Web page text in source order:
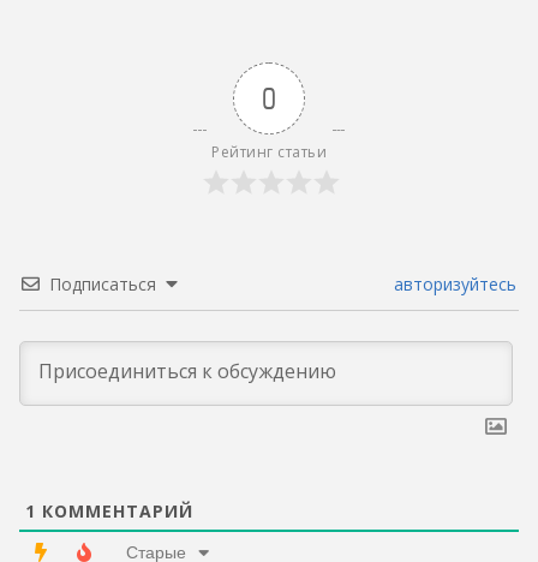
0
Рейтинг статьи
Подписаться авторизуйтесь
1 КОММЕНТАРИЙ
Старые